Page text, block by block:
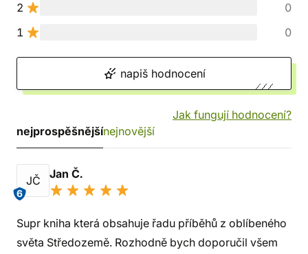
2
0
1
0
napiš hodnocení
Jak fungují hodnocení?
nejprospěšnějšínejnovější
JČ
6
Jan Č.
Supr kniha která obsahuje řadu příběhů z oblíbeného
světa Středozemě. Rozhodně bych doporučil všem